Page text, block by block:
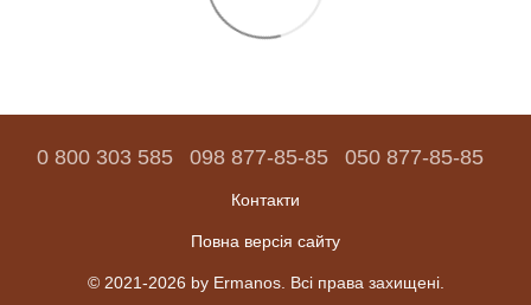
0 800 303 585 098 877-85-85 050 877-85-85
Контакти
Повна версія сайту
© 2021-2026 by Ermanos. Всі права захищені.